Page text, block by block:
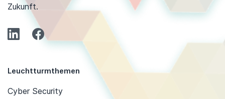
Zukunft.
Leuchtturmthemen
Cyber Security